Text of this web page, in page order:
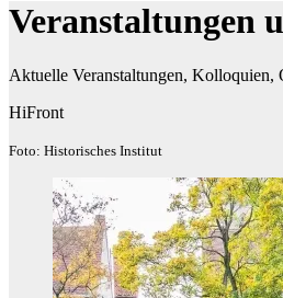
Veranstaltungen
Aktuelle Veranstaltungen, Kolloquien,
HiFront
Foto: Historisches Institut